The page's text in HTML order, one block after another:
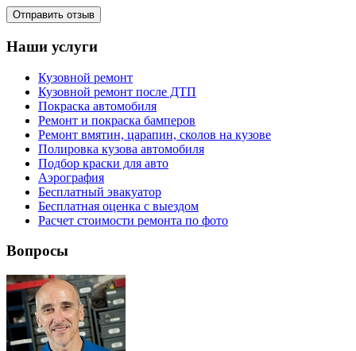
Наши услуги
Кузовной ремонт
Кузовной ремонт после ДТП
Покраска автомобиля
Ремонт и покраска бамперов
Ремонт вмятин, царапин, сколов на кузове
Полировка кузова автомобиля
Подбор краски для авто
Аэрография
Бесплатный эвакуатор
Бесплатная оценка с выездом
Расчет стоимости ремонта по фото
Вопросы